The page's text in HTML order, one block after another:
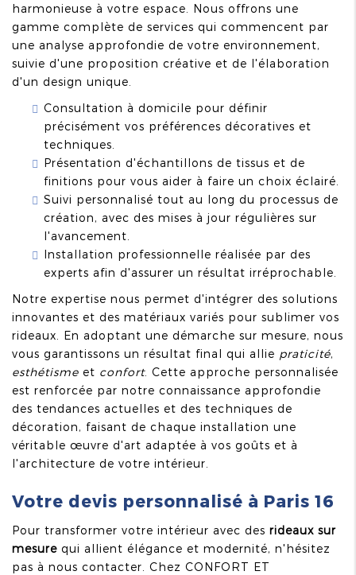
harmonieuse à votre espace. Nous offrons une
gamme complète de services qui commencent par
une analyse approfondie de votre environnement,
suivie d'une proposition créative et de l'élaboration
d'un design unique.
Consultation à domicile pour définir
précisément vos préférences décoratives et
techniques.
Présentation d'échantillons de tissus et de
finitions pour vous aider à faire un choix éclairé.
Suivi personnalisé tout au long du processus de
création, avec des mises à jour régulières sur
l'avancement.
Installation professionnelle réalisée par des
experts afin d'assurer un résultat irréprochable.
Notre expertise nous permet d'intégrer des solutions
innovantes et des matériaux variés pour sublimer vos
rideaux. En adoptant une démarche sur mesure, nous
vous garantissons un résultat final qui allie praticité,
esthétisme et confort. Cette approche personnalisée
est renforcée par notre connaissance approfondie
des tendances actuelles et des techniques de
décoration, faisant de chaque installation une
véritable œuvre d'art adaptée à vos goûts et à
l'architecture de votre intérieur.
Votre devis personnalisé à Paris 16
Pour transformer votre intérieur avec des rideaux sur
mesure qui allient élégance et modernité, n'hésitez
pas à nous contacter. Chez CONFORT ET